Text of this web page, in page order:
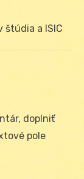
štúdia a ISIC
doplniť
pole